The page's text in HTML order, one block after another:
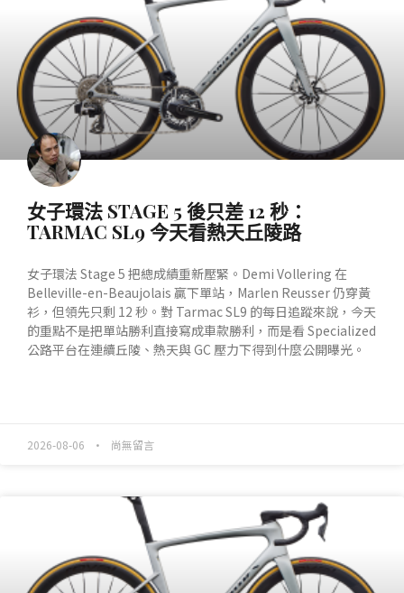
女子環法 STAGE 5 後只差 12 秒：
TARMAC SL9 今天看熱天丘陵路
女子環法 Stage 5 把總成績重新壓緊。Demi Vollering 在
Belleville-en-Beaujolais 贏下單站，Marlen Reusser 仍穿黃
衫，但領先只剩 12 秒。對 Tarmac SL9 的每日追蹤來說，今天
的重點不是把單站勝利直接寫成車款勝利，而是看 Specialized
公路平台在連續丘陵、熱天與 GC 壓力下得到什麼公開曝光。
2026-08-06 尚無留言